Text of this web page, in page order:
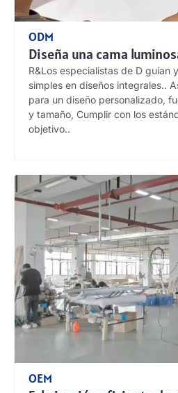
ODM
Diseña una cama
R&Los especialistas de D guían
simples en diseños integrales..
para un diseño personalizado,
y tamaño, Cumplir con los
objetivo..
OEM